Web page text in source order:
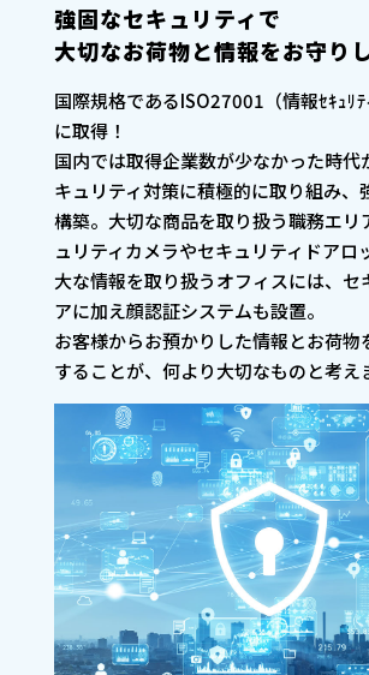
強固なセキュリティで
大切なお荷物と情報をお守り
国際規格であるISO27001（情報ｾｷｭﾘ
に取得！
国内では取得企業数が少なかった時代
キュリティ対策に積極的に取り組み、
構築。大切な商品を取り扱う職務エリ
ュリティカメラやセキュリティドアロ
大な情報を取り扱うオフィスには、セ
アに加え顔認証システムも設置。
お客様からお預かりした情報とお荷物
することが、何より大切なものと考え